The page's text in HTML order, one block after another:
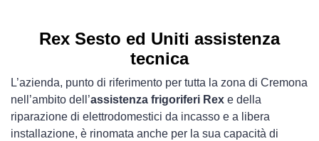
Rex Sesto ed Uniti assistenza
tecnica
L’azienda, punto di riferimento per tutta la zona di Cremona
nell’ambito dell’assistenza frigoriferi Rex e della
riparazione di elettrodomestici da incasso e a libera
installazione, è rinomata anche per la sua capacità di